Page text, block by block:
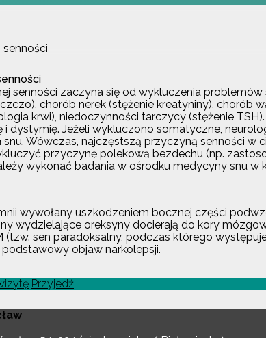
senności
senności zaczyna się od wykluczenia
chorób nerek (stężenie kreatyniny), chorób
krwi), niedoczynności tarczycy (stężenie
i dystymię. Jeżeli wykluczono somatyczne,
Wówczas, najczęstszą przyczyną senności
przyczynę polekową bezdechu (np.
wykonać badania w ośrodku medycyny snu
wywołany uszkodzeniem bocznej części
wydzielające oreksyny docierają do kory
(tzw. sen paradoksalny, podczas którego
objaw narkolepsji.
Przyjedź